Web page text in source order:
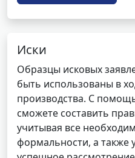
Иски
Образцы исковых
быть использованы в
производства. С
сможете составить
учитывая все
формальности, а также